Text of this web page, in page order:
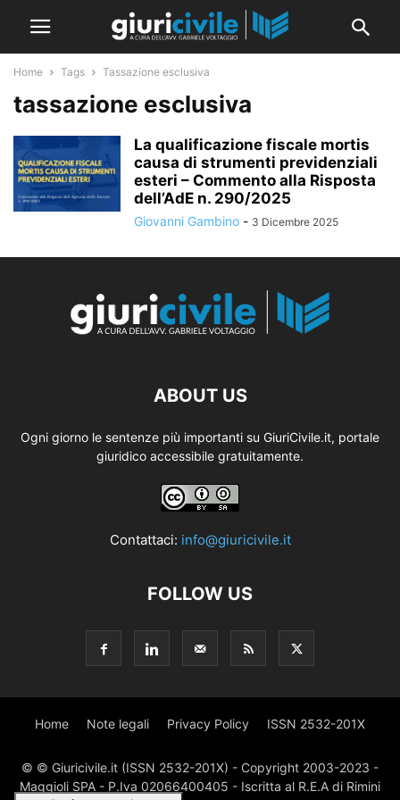
Home Tags Tassazione esclusiva
tassazione esclusiva
La qualificazione fiscale mortis
causa di strumenti previdenziali
esteri – Commento alla Risposta
dell’AdE n. 290/2025
Giovanni Gambino - 3 Dicembre 2025
ABOUT US
Ogni giorno le sentenze più importanti su GiuriCivile.it, portale
giuridico accessibile gratuitamente.
Contattaci: info@giuricivile.it
FOLLOW US
Home Note legali Privacy Policy ISSN 2532-201X
© © Giuricivile.it (ISSN 2532-201X) - Copyright 2003-2023 -
Maggioli SPA - P.Iva 02066400405 - Iscritta al R.E.A di Rimini